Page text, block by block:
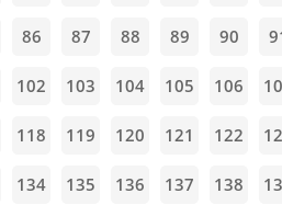
86 87 88 89 90
102 103 104 105 106
118 119 120 121 122
134 135 136 137 138